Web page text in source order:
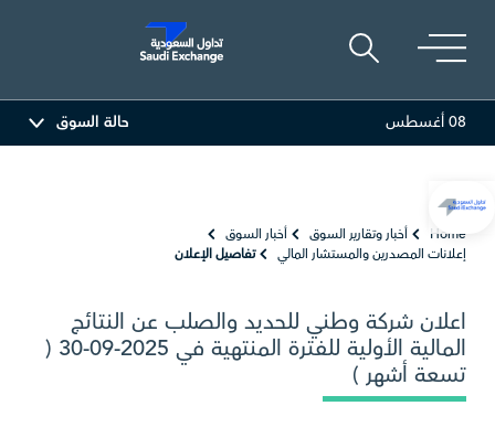
08 أغسطس حالة السوق
Home أخبار وتقارير السوق
أخبار السوق
إعلانات المصدرين والمستشار المالي
تفاصيل الإعلان
اعلان شركة وطني للحديد والصلب عن النتائج
المالية الأولية للفترة المنتهية في 2025-09-30 (
تسعة أشهر )